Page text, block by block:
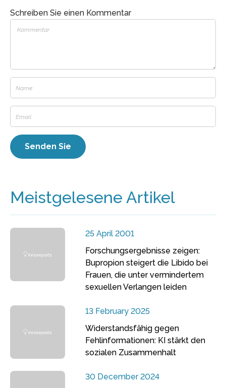
Schreiben Sie einen Kommentar
Meistgelesene Artikel
25 April 2001
Forschungsergebnisse zeigen:
Bupropion steigert die Libido bei
Frauen, die unter vermindertem
sexuellen Verlangen leiden
13 February 2025
Widerstandsfähig gegen
Fehlinformationen: KI stärkt den
sozialen Zusammenhalt
30 December 2024